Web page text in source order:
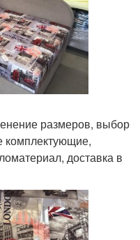
размеров, выбор
комплектующие,
доставка в